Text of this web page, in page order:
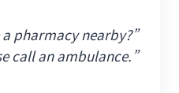
a pharmacy nearby?”
call an ambulance.”